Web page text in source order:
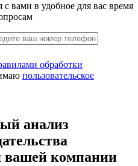
вами в удобное для вас время
обработки
пользовательское
анализ
вашей компании